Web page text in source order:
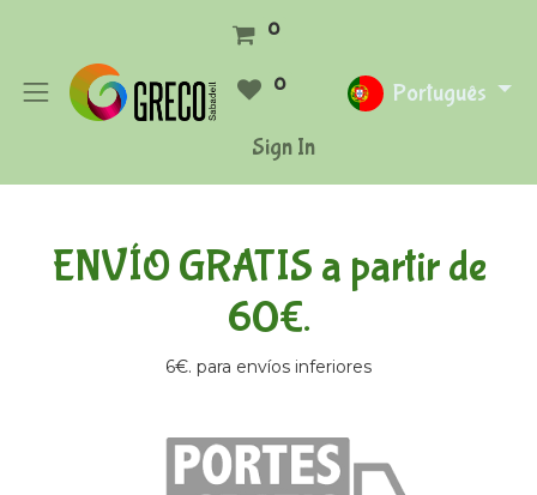
0
0
Sign In
Português
ENVÍO GRATIS a partir de
60€.
6€. para envíos inferiores